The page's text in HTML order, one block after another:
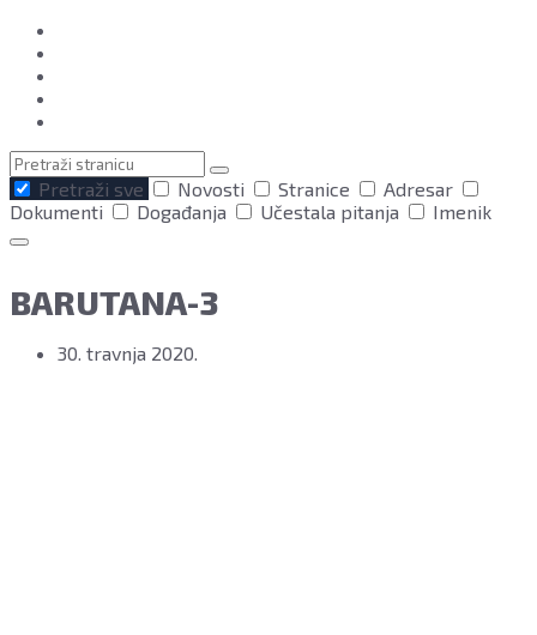
Pretraga
Pretraži sve
Novosti Stranice
Adresar
Dokumenti
Događanja Učestala pitanja Imenik
BARUTANA-3
30. travnja 2020.